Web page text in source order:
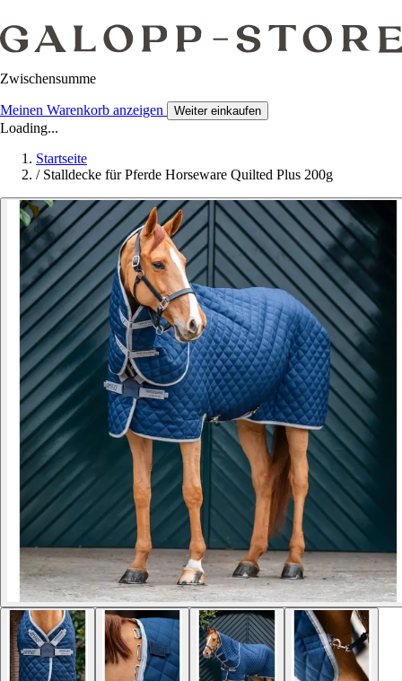
Zwischensumme
Meinen Warenkorb anzeigen Weiter einkaufen
Loading...
Startseite
/ Stalldecke für Pferde Horseware Quilted Plus 200g